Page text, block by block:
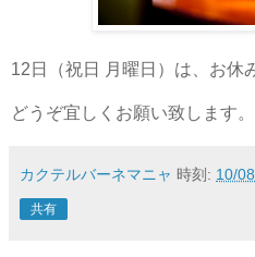
12日（祝日 月曜日）は、お休
どうぞ宜しくお願い致します。
カクテルバーネマニャ 時刻: 10/
共有